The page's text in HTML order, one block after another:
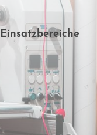
Einsatzbereiche